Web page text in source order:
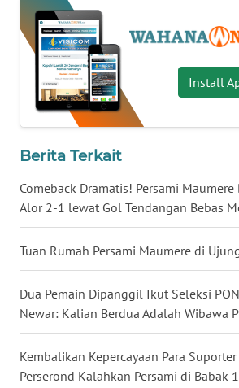
Install
Berita Terkait
Comeback Dramatis! Persami Maumere
Alor 2-1 lewat Gol Tendangan Bebas
Tuan Rumah Persami Maumere di
Dua Pemain Dipanggil Ikut Seleksi
Newar: Kalian Berdua Adalah Wibawa
Kembalikan Kepercayaan Para
Perserond Kalahkan Persami di Babak
KALBAR
WN
KALTENG
WN
WN
KALSEL
WN
GORONTALO